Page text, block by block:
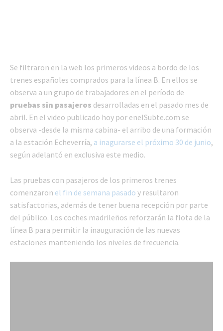
Se filtraron en la web los primeros videos a bordo de los
trenes españoles comprados para la línea B. En ellos se
observa a un grupo de trabajadores en el período de
pruebas sin pasajeros desarrolladas en el pasado mes de
abril. En el video publicado hoy por enelSubte.com se
observa -desde la misma cabina- el arribo de una formación
a la estación Echeverría, a inagurarse el próximo 30 de junio,
según adelantó en exclusiva este medio.
Las pruebas con pasajeros de los primeros trenes
comenzaron el fin de semana pasado y resultaron
satisfactorias, además de tener buena recepción por parte
del público. Los coches madrileños reforzarán la flota de la
línea B para permitir la inauguración de las nuevas
estaciones manteniendo los niveles de frecuencia.